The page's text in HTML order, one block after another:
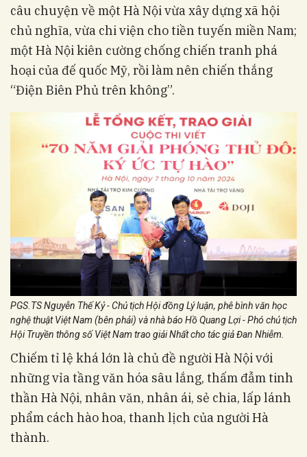
câu chuyện về một Hà Nội vừa xây dựng xã hội
chủ nghĩa, vừa chi viện cho tiền tuyến miền Nam;
một Hà Nội kiên cường chống chiến tranh phá
hoại của đế quốc Mỹ, rồi làm nên chiến thắng
“Điện Biên Phủ trên không”.
PGS.TS Nguyễn Thế Kỷ - Chủ tịch Hội đồng Lý luận, phê bình văn học
nghệ thuật Việt Nam (bên phải) và nhà báo Hồ Quang Lợi - Phó chủ tịch
Hội Truyền thông số Việt Nam trao giải Nhất cho tác giả Đan Nhiễm.
Chiếm tỉ lệ khá lớn là chủ đề người Hà Nội với
những vỉa tầng văn hóa sâu lắng, thấm đẫm tinh
thần Hà Nội, nhân văn, nhân ái, sẻ chia, lấp lánh
phẩm cách hào hoa, thanh lịch của người Hà
thành.